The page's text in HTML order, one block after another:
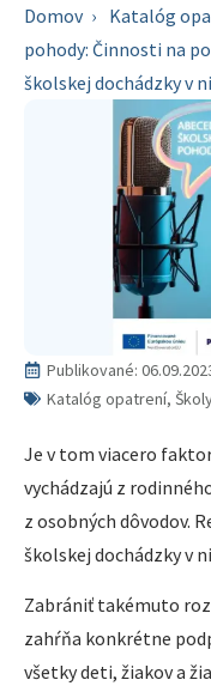
Domov › Katalóg
pohody: Činnosti na
školskej dochádzky v
Publikované:
Katalóg opatrení,
Je v tom viacero
vychádzajú z
z osobných dôvodov.
školskej dochádzky v
Zabrániť takémuto
zahŕňa konkrétne
všetky deti, žiakov a